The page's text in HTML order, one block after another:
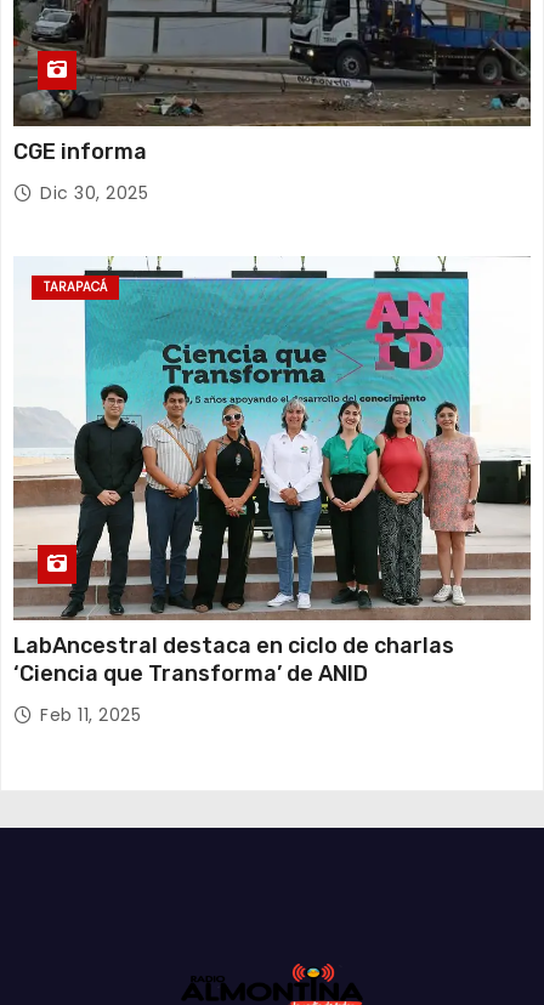
CGE informa
Dic 30, 2025
TARAPACÁ
LabAncestral destaca en ciclo de charlas
‘Ciencia que Transforma’ de ANID
Feb 11, 2025